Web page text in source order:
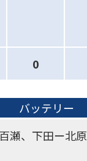
0
バッテリー
百瀬、下田ー北原